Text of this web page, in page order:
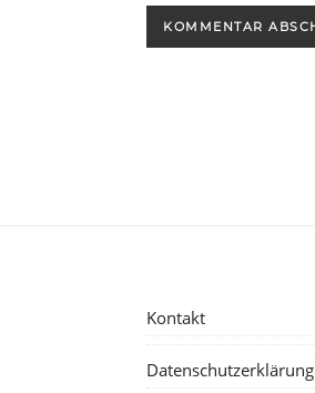
Kontakt
Datenschutzerklärung